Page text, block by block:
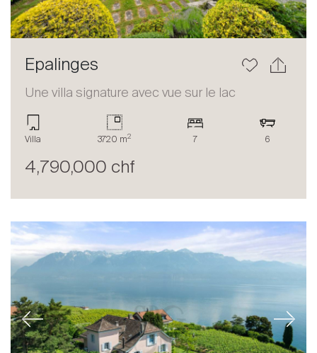
Epalinges
Une villa signature avec vue sur le lac
Villa 3720 m2 7 6
4,790,000 chf
Previous Next